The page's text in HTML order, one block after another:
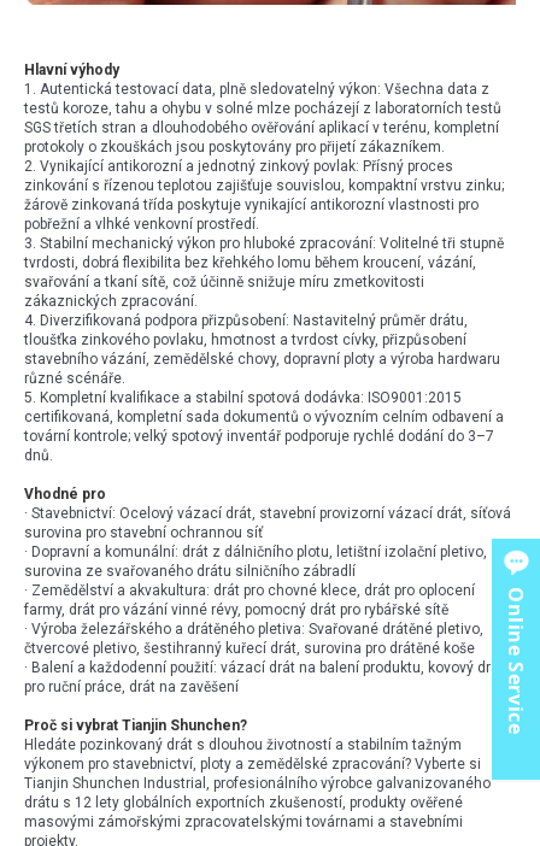
Hlavní výhody
1. Autentická testovací data, plně sledovatelný výkon: Všechna data z
testů koroze, tahu a ohybu v solné mlze pocházejí z laboratorních testů
SGS třetích stran a dlouhodobého ověřování aplikací v terénu, kompletní
protokoly o zkouškách jsou poskytovány pro přijetí zákazníkem.
2. Vynikající antikorozní a jednotný zinkový povlak: Přísný proces
zinkování s řízenou teplotou zajišťuje souvislou, kompaktní vrstvu zinku;
žárově zinkovaná třída poskytuje vynikající antikorozní vlastnosti pro
pobřežní a vlhké venkovní prostředí.
3. Stabilní mechanický výkon pro hluboké zpracování: Volitelné tři stupně
tvrdosti, dobrá flexibilita bez křehkého lomu během kroucení, vázání,
svařování a tkaní sítě, což účinně snižuje míru zmetkovitosti
zákaznických zpracování.
4. Diverzifikovaná podpora přizpůsobení: Nastavitelný průměr drátu,
tloušťka zinkového povlaku, hmotnost a tvrdost cívky, přizpůsobení
stavebního vázání, zemědělské chovy, dopravní ploty a výroba hardwaru
různé scénáře.
5. Kompletní kvalifikace a stabilní spotová dodávka: ISO9001:2015
certifikovaná, kompletní sada dokumentů o vývozním celním odbavení a
tovární kontrole; velký spotový inventář podporuje rychlé dodání do 3–7
dnů.
Vhodné pro
· Stavebnictví: Ocelový vázací drát, stavební provizorní vázací drát, síťová
surovina pro stavební ochrannou síť
· Dopravní a komunální: drát z dálničního plotu, letištní izolační pletivo,
surovina ze svařovaného drátu silničního zábradlí
· Zemědělství a akvakultura: drát pro chovné klece, drát pro oplocení
farmy, drát pro vázání vinné révy, pomocný drát pro rybářské sítě
· Výroba železářského a drátěného pletiva: Svařované drátěné pletivo,
čtvercové pletivo, šestihranný kuřecí drát, surovina pro drátěné koše
· Balení a každodenní použití: vázací drát na balení produktu, kovový drát
pro ruční práce, drát na zavěšení
Proč si vybrat Tianjin Shunchen?
Hledáte pozinkovaný drát s dlouhou životností a stabilním tažným
výkonem pro stavebnictví, ploty a zemědělské zpracování? Vyberte si
Tianjin Shunchen Industrial, profesionálního výrobce galvanizovaného
drátu s 12 lety globálních exportních zkušeností, produkty ověřené
masovými zámořskými zpracovatelskými továrnami a stavebními
projekty.
Online Service